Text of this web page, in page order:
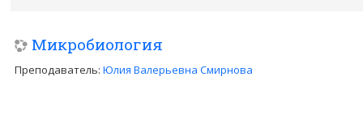
Микробиология
Преподаватель:Юлия Валерьевна Смирнова